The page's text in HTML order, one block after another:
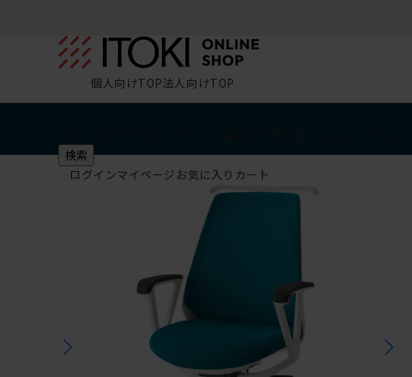
個人向けTOP法人向けTOP
検索
ログインマイページ お気に入り カート